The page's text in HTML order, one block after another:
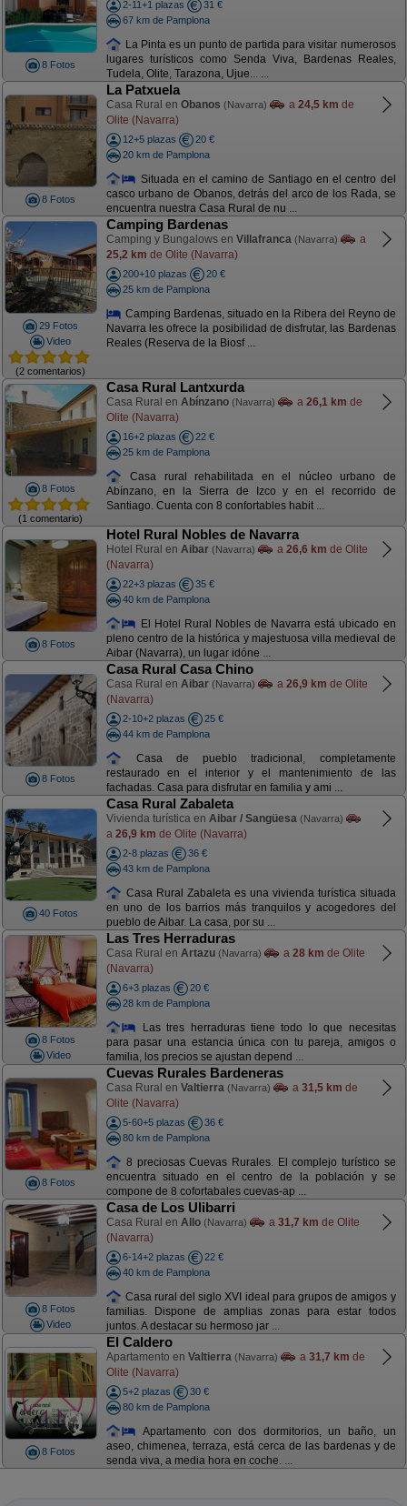
8 Fotos
2-11+1 plazas
31 €
67 km de Pamplona
La Pinta es un punto de partida para visitar numerosos
lugares turísticos como Senda Viva, Bardenas Reales,
Tudela, Olite, Tarazona, Ujue... ...
8 Fotos
La Patxuela
Casa Rural en Obanos (Navarra) a 24,5 km de
Olite (Navarra)
12+5 plazas
20 €
20 km de Pamplona
Situada en el camino de Santiago en el centro del
casco urbano de Obanos, detrás del arco de los Rada, se
encuentra nuestra Casa Rural de nu ...
29 Fotos
Video
(2 comentarios)
Camping Bardenas
Camping y Bungalows en Villafranca (Navarra)
a
25,2 km de Olite (Navarra)
200+10 plazas
20 €
25 km de Pamplona
Camping Bardenas, situado en la Ribera del Reyno de
Navarra les ofrece la posibilidad de disfrutar, las Bardenas
Reales (Reserva de la Biosf ...
8 Fotos
(1 comentario)
Casa Rural Lantxurda
Casa Rural en Abínzano (Navarra) a 26,1 km de
Olite (Navarra)
16+2 plazas
22 €
25 km de Pamplona
Casa rural rehabilitada en el núcleo urbano de
Abínzano, en la Sierra de Izco y en el recorrido de
Santiago. Cuenta con 8 confortables habit ...
8 Fotos
Hotel Rural Nobles de Navarra
Hotel Rural en Aibar (Navarra) a 26,6 km de Olite
(Navarra)
22+3 plazas
35 €
40 km de Pamplona
El Hotel Rural Nobles de Navarra está ubicado en
pleno centro de la histórica y majestuosa villa medieval de
Aibar (Navarra), un lugar idóne ...
8 Fotos
Casa Rural Casa Chino
Casa Rural en Aibar (Navarra) a 26,9 km de Olite
(Navarra)
2-10+2 plazas
25 €
44 km de Pamplona
Casa de pueblo tradicional, completamente
restaurado en el interior y el mantenimiento de las
fachadas. Casa para disfrutar en familia y ami ...
40 Fotos
Casa Rural Zabaleta
Vivienda turística en Aibar / Sangüesa (Navarra)
a 26,9 km de Olite (Navarra)
2-8 plazas
36 €
43 km de Pamplona
Casa Rural Zabaleta es una vivienda turística situada
en uno de los barrios más tranquilos y acogedores del
pueblo de Aibar. La casa, por su ...
8 Fotos
Video
Las Tres Herraduras
Casa Rural en Artazu (Navarra) a 28 km de Olite
(Navarra)
6+3 plazas
20 €
28 km de Pamplona
Las tres herraduras tiene todo lo que necesitas
para pasar una estancia única con tu pareja, amigos o
familia, los precios se ajustan depend ...
8 Fotos
Cuevas Rurales Bardeneras
Casa Rural en Valtierra (Navarra) a 31,5 km de
Olite (Navarra)
5-60+5 plazas
36 €
80 km de Pamplona
8 preciosas Cuevas Rurales. El complejo turístico se
encuentra situado en el centro de la población y se
compone de 8 cofortabales cuevas-ap ...
8 Fotos
Video
Casa de Los Ulibarri
Casa Rural en Allo (Navarra) a 31,7 km de Olite
(Navarra)
6-14+2 plazas
22 €
40 km de Pamplona
Casa rural del siglo XVI ideal para grupos de amigos y
familias. Dispone de amplias zonas para estar todos
juntos. A destacar su hermoso jar ...
8 Fotos
El Caldero
Apartamento en Valtierra (Navarra) a 31,7 km de
Olite (Navarra)
5+2 plazas
30 €
80 km de Pamplona
Apartamento con dos dormitorios, un baño, un
aseo, chimenea, terraza, está cerca de las bardenas y de
senda viva, a media hora en coche. ...